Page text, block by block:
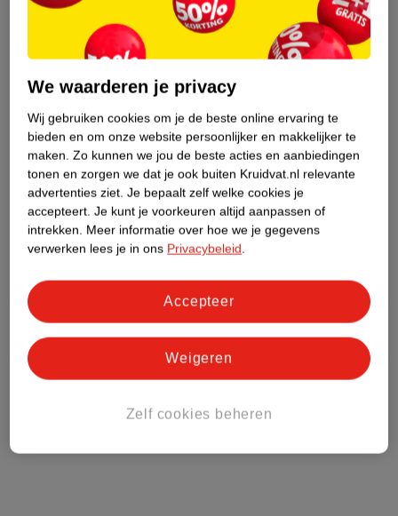
We waarderen je privacy
Wij gebruiken cookies om je de beste online ervaring te
bieden en om onze website persoonlijker en makkelijker te
maken. Zo kunnen we jou de beste acties en aanbiedingen
tonen en zorgen we dat je ook buiten Kruidvat.nl relevante
advertenties ziet. Je bepaalt zelf welke cookies je
accepteert. Je kunt je voorkeuren altijd aanpassen of
intrekken. Meer informatie over hoe we je gegevens
verwerken lees je in ons Privacybeleid.
Zelf cookies beheren
Weigeren
Accepteer